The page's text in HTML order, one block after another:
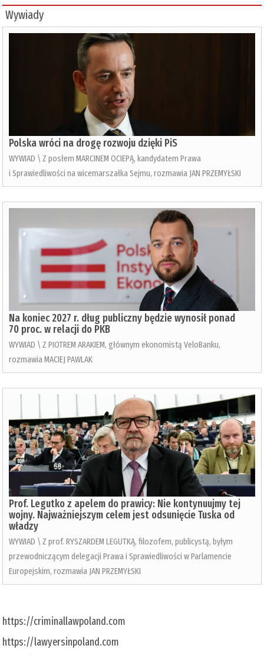
Wywiady
Polska wróci na drogę rozwoju dzięki PiS
WYWIAD \ Z posłem MARCINEM OCIEPĄ, kandydatem Prawa
i Sprawiedliwości na wicemarszałka Sejmu, rozmawia JAN PRZEMYŁSKI
Na koniec 2027 r. dług publiczny będzie wynosił ponad
70 proc. w relacji do PKB
WYWIAD \ Z PIOTREM ARAKIEM, głównym ekonomistą VeloBanku,
rozmawia MACIEJ PAWLAK
Prof. Legutko z apelem do prawicy: Nie kontynuujmy tej
wojny. Najważniejszym celem jest odsunięcie Tuska od
władzy
WYWIAD \ Z prof. RYSZARDEM LEGUTKĄ, filozofem, publicystą, byłym
przewodniczącym delegacji Prawa i Sprawiedliwości w Parlamencie
Europejskim, rozmawia JAN PRZEMYŁSKI
https://criminallawpoland.com
https://lawyersinpoland.com